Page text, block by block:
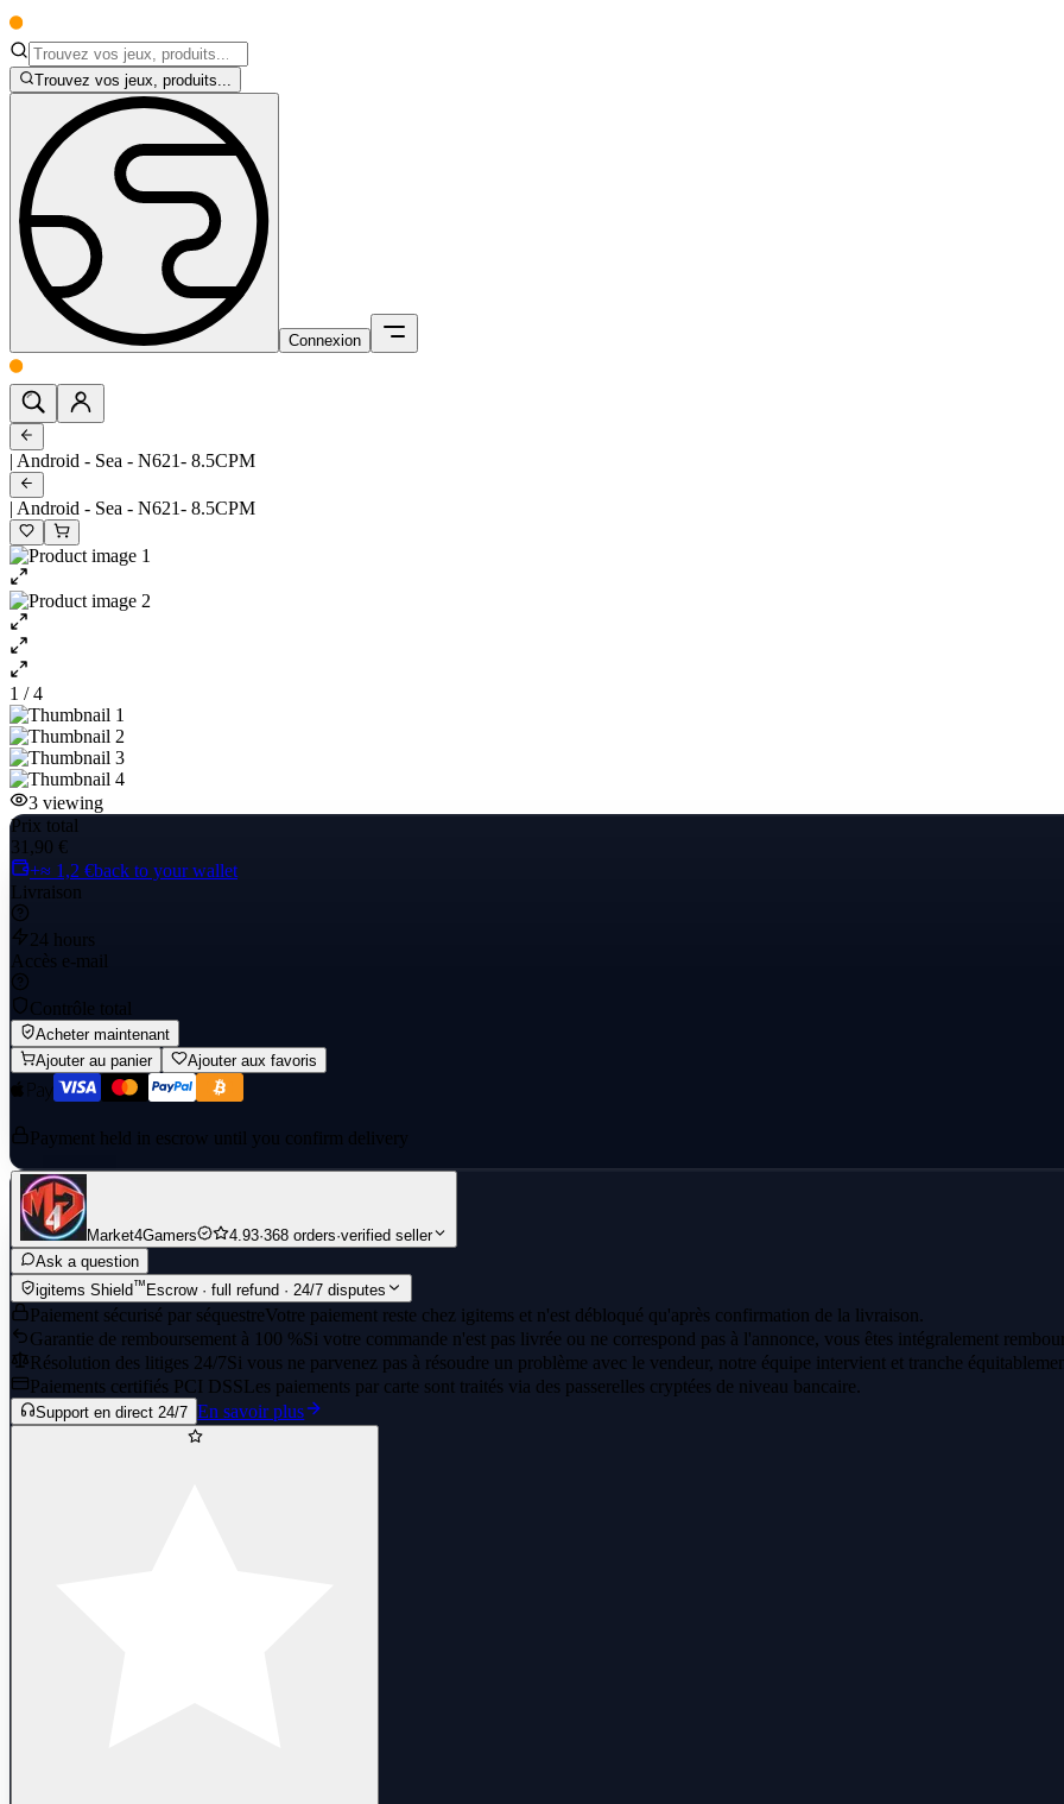
Trouvez vos jeux, produits...
Connexion
| Android - Sea - N621- 8.5CPM
| Android - Sea - N621- 8.5CPM
1 / 4
3 viewing
Prix total
31,90 €
+≈ 1,2 €back to your wallet
Livraison
24 hours
Accès e-mail
Contrôle total
Acheter maintenant
Ajouter au panier
Ajouter aux favoris
Payment held in escrow until you confirm delivery
Market4Gamers 4.93·368 orders·verified seller
Ask a question
igitems Shield™ Escrow · full refund · 24/7 disputes
Paiement sécurisé par séquestreVotre paiement reste chez igitems et n'est débloqué qu'après confirmation de la livraison.
Garantie de remboursement à 100 %Si votre commande n'est pas livrée ou ne correspond pas à l'annonce, vous êtes intégralement
Résolution des litiges 24/7Si vous ne parvenez pas à résoudre un problème avec le vendeur, notre équipe intervient et tranche
Paiements certifiés PCI DSSLes paiements par carte sont traités via des passerelles cryptées de niveau bancaire.
Support en direct 24/7 En savoir plus